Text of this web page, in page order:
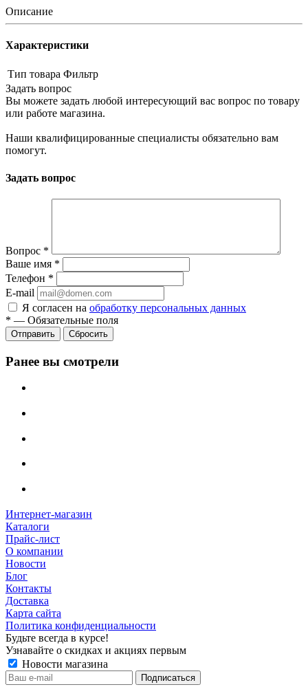
Описание
Характеристики
Тип товара Фильтр
Задать вопрос
Вы можете задать любой интересующий вас вопрос по товару
или работе магазина.
Наши квалифицированные специалисты обязательно вам
помогут.
Задать вопрос
Вопрос *
Ваше имя *
Телефон *
E-mail
Я согласен на обработку персональных данных
* — Обязательные поля
Сбросить
Ранее вы смотрели
Интернет-магазин
Каталоги
Прайс-лист
О компании
Новости
Блог
Контакты
Доставка
Карта сайта
Политика конфиденциальности
Будьте всегда в курсе!
Узнавайте о скидках и акциях первым
Новости магазина